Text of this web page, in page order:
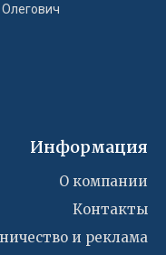
Информация
О компании
Контакты
и реклама